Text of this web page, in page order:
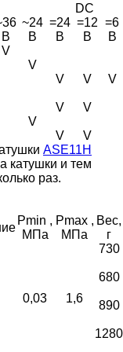
DC
В
~24
В
=24
В
=12
В
=6
В
V
V
V V
V
V
V
V
V
V
ASE11H
катушки и тем
раз.
Pmin ,
МПа
Pmax ,
МПа
Вес,
г
0,03 1,6
730
680
890
1280